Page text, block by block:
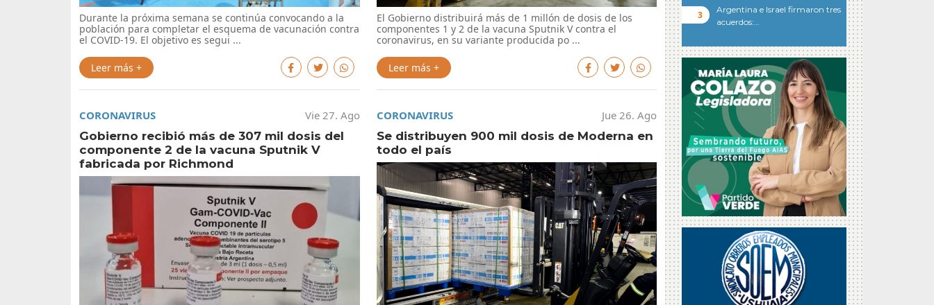
Durante la próxima semana se continúa convocando a la
población para completar el esquema de vacunación contra
el COVID-19. El objetivo es segui ...
Leer más +
El Gobierno distribuirá más de 1 millón de dosis de los
componentes 1 y 2 de la vacuna Sputnik V contra el
coronavirus, en su variante producida po ...
Leer más +
CORONAVIRUS
Vie 27. Ago
Gobierno recibió más de 307 mil dosis del
componente 2 de la vacuna Sputnik V
fabricada por Richmond
CORONAVIRUS
Jue 26. Ago
Se distribuyen 900 mil dosis de Moderna en
todo el país
Argentina e Israel firmaron tres
acuerdos:…